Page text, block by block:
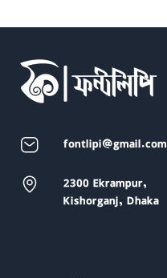
fontlipi@gmail.com
2300 Ekrampur,
Kishorganj, Dhaka